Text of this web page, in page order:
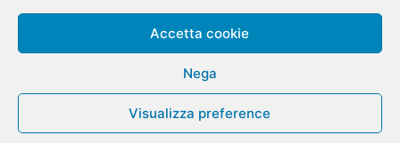
Accetta cookie
Nega
Visualizza preference
info@arscommunication.it
@ArsCommunication 2023